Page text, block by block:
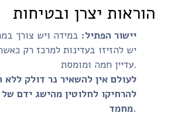
הוראות יצרן ובטיחות
יישור הפתיל:במידה ויש צורך
יש להזיזו בעדינות למרכז רק כאשר
להרחיקו לחלוטין מהישג ידם של